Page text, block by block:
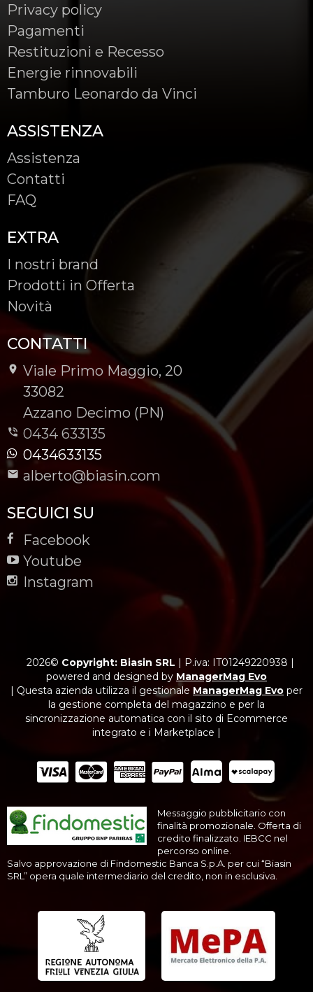
Privacy policy
Pagamenti
Restituzioni e Recesso
Energie rinnovabili
Tamburo Leonardo da Vinci
ASSISTENZA
Assistenza
Contatti
FAQ
EXTRA
I nostri brand
Prodotti in Offerta
Novità
CONTATTI
Viale Primo Maggio, 20
-
33082
-
Azzano Decimo (PN)
0434 633135
0434633135
alberto@biasin.com
SEGUICI SU
Facebook
Youtube
Instagram
2026© Copyright: Biasin SRL | P.iva: IT01249220938 |
powered and designed by ManagerMag Evo
| Questa azienda utilizza il gestionale ManagerMag Evo per
la gestione completa del magazzino e per la
sincronizzazione automatica con il sito di Ecommerce
integrato e i Marketplace |
Messaggio pubblicitario con
finalità promozionale. Offerta di
credito finalizzato. IEBCC nel
percorso online.
Salvo approvazione di Findomestic Banca S.p.A. per cui “Biasin
SRL” opera quale intermediario del credito, non in esclusiva.